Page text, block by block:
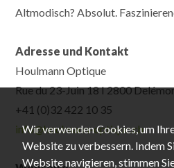
Altmodisch? Absolut.
Adresse und Kontakt
Houlmann Optique
Rue du 23-Juin 18 I 2800
+41 (0)32 422 10 35
info@houlmann-optique.ch
Wir verwenden Cookies, um
Website zu verbessern. Indem
Website navigieren, stimmen